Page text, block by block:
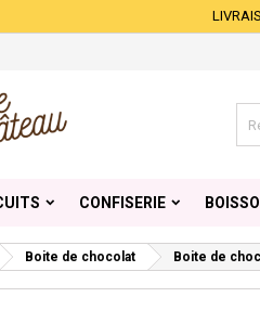
CONFISERIE
Boite de chocolat Boite de
Nom de
Vous